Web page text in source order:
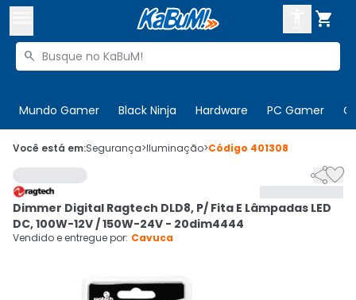

Buscar produtos

Mundo Gamer Black Ninja Hardware PC Gamer
 Olá. Acesse sua conta
 Departamentos
Cupons
Ativar tradutor em libras
CADASTRE-SE
Você está em:Segurança>Iluminação>Código 401308

Dimmer Digital Ragtech DLD8, P/ Fita E Lâmpadas LED
DC, 100W-12V / 150W-24V - 20dim4444
Vendido e entregue por: Cavuca